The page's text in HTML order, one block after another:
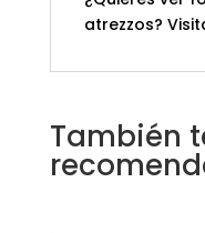
atrezzos?
También